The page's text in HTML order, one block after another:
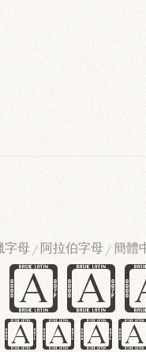
字母 / 阿拉伯字母 /簡體